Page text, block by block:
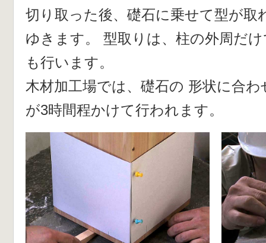
切り取った後、礎石に乗せて型が取
ゆきます。 型取りは、柱の外周だ
も行います。
木材加工場では、礎石の 形状に合
が3時間程かけて行われます。